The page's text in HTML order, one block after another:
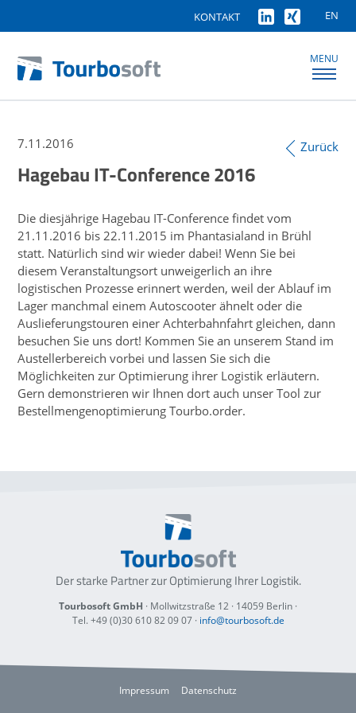
EN
KONTAKT
MENU
7.11.2016
Hagebau IT-Conference 2016
Die diesjährige Hagebau IT-Conference findet vom
21.11.2016 bis 22.11.2015 im Phantasialand in Brühl
statt. Natürlich sind wir wieder dabei! Wenn Sie bei
diesem Veranstaltungsort unweigerlich an ihre
logistischen Prozesse erinnert werden, weil der Ablauf im
Lager manchmal einem Autoscooter ähnelt oder die
Auslieferungstouren einer Achterbahnfahrt gleichen, dann
besuchen Sie uns dort! Kommen Sie an unserem Stand im
Austellerbereich vorbei und lassen Sie sich die
Möglichkeiten zur Optimierung ihrer Logistik erläutern.
Gern demonstrieren wir Ihnen dort auch unser Tool zur
Bestellmengenoptimierung Tourbo.order.
Zurück
Der starke Partner zur OptimierungIhrer Logistik.
Tourbosoft GmbH · Mollwitzstraße 12 · 14059 Berlin ·
Tel. +49 (0)30 610 82 09 07· info@tourbosoft.de
Impressum Datenschutz